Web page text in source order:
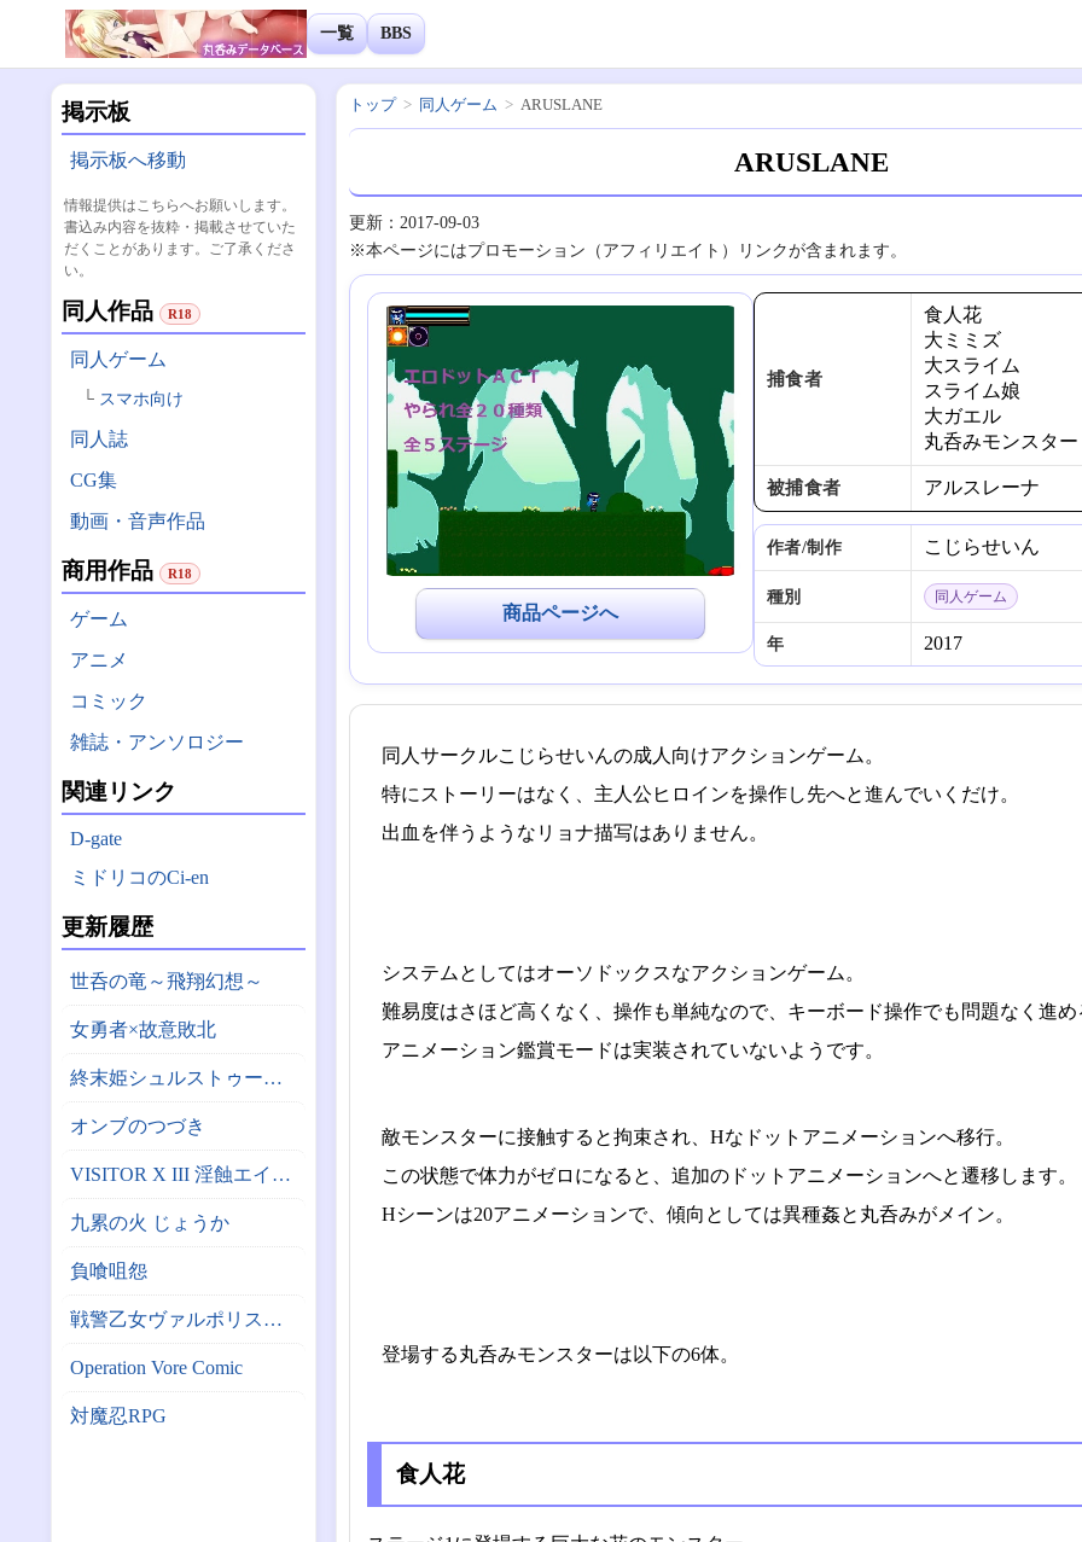
一覧 BBS
掲示板
掲示板へ移動
情報提供はこちらへお願いします。
書込み内容を抜粋・掲載させていた
だくことがあります。ご了承くださ
い。
同人作品 R18
同人ゲーム
スマホ向け
同人誌
CG集
動画・音声作品
商用作品 R18
ゲーム
アニメ
コミック
雑誌・アンソロジー
関連リンク
D-gate
ミドリコのCi-en
更新履歴
世呑の竜～飛翔幻想～
女勇者×故意敗北
終末姫シュルストゥーレ -尊厳破壊シミュレーター-
オンブのつづき
VISITOR X III 淫蝕エイリアン繁殖計画
九累の火 じょうか
負喰咀怨
戦警乙女ヴァルポリス（仮）
Operation Vore Comic
対魔忍RPG
トップ 同人ゲーム ARUSLANE
ARUSLANE
更新：2017-09-03
※本ページにはプロモーション（アフィリエイト）リンクが含まれます。
商品ページへ
捕食者
食人花
大ミミズ
大スライム
スライム娘
大ガエル
丸呑みモンスター
被捕食者 アルスレーナ
作者/制作 こじらせいん
種別 同人ゲーム
年 2017
同人サークルこじらせいんの成人向けアクションゲーム。
特にストーリーはなく、主人公ヒロインを操作し先へと進んでいくだけ。
出血を伴うようなリョナ描写はありません。
システムとしてはオーソドックスなアクションゲーム。
難易度はさほど高くなく、操作も単純なので、キーボード操作でも問題なく進
アニメーション鑑賞モードは実装されていないようです。
敵モンスターに接触すると拘束され、Hなドットアニメーションへ移行。
この状態で体力がゼロになると、追加のドットアニメーションへと遷移します。
Hシーンは20アニメーションで、傾向としては異種姦と丸呑みがメイン。
登場する丸呑みモンスターは以下の6体。
食人花